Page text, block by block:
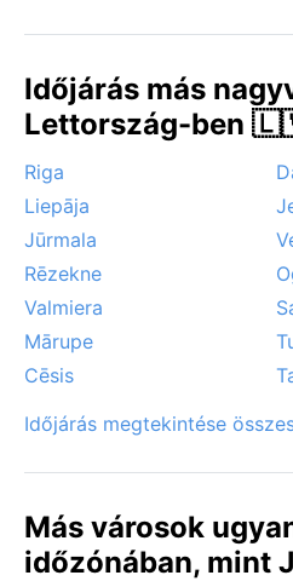
Időjárás más
Lettország-ben
Riga
Liepāja
Jūrmala
Rēzekne
Valmiera
Mārupe
Cēsis
Időjárás megtekintése
Más városok
időzónában, mint